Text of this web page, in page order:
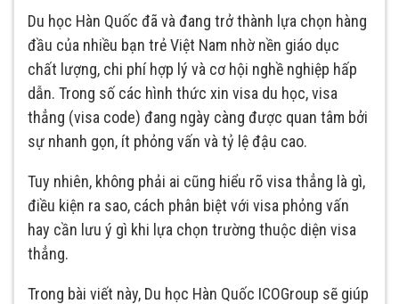
Du học Hàn Quốc đã và đang trở thành lựa chọn hàng
đầu của nhiều bạn trẻ Việt Nam nhờ nền giáo dục
chất lượng, chi phí hợp lý và cơ hội nghề nghiệp hấp
dẫn. Trong số các hình thức xin visa du học, visa
thẳng (visa code) đang ngày càng được quan tâm bởi
sự nhanh gọn, ít phỏng vấn và tỷ lệ đậu cao.
Tuy nhiên, không phải ai cũng hiểu rõ visa thẳng là gì,
điều kiện ra sao, cách phân biệt với visa phỏng vấn
hay cần lưu ý gì khi lựa chọn trường thuộc diện visa
thẳng.
Trong bài viết này, Du học Hàn Quốc ICOGroup sẽ giúp